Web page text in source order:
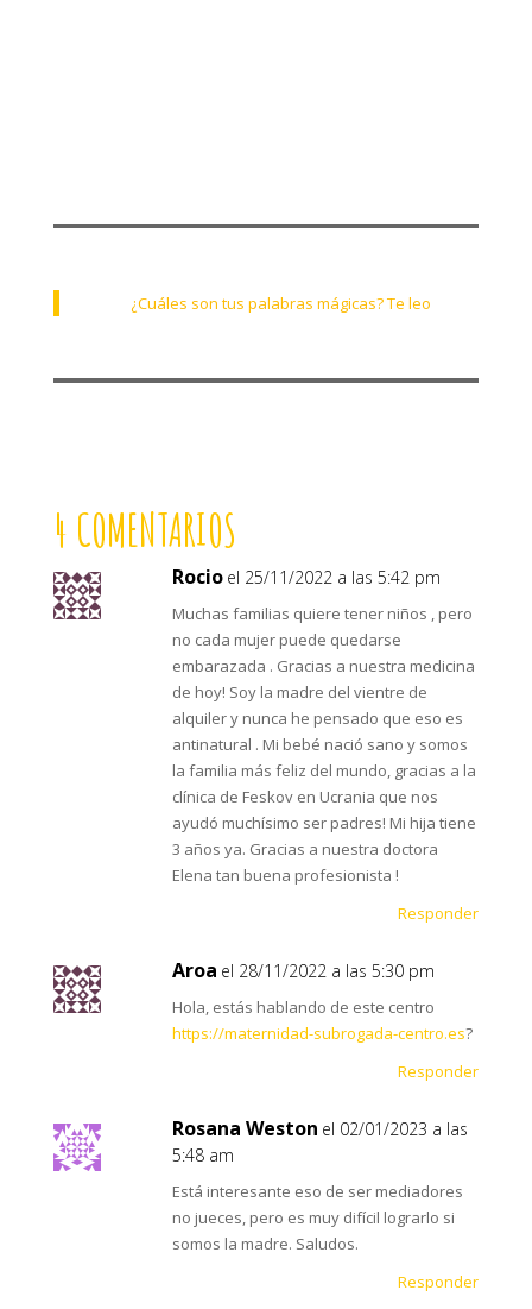
¿Cuáles son tus palabras mágicas? Te leo
4 COMENTARIOS
Rocio el 25/11/2022 a las 5:42 pm
Muchas familias quiere tener niños , pero
no cada mujer puede quedarse
embarazada . Gracias a nuestra medicina
de hoy! Soy la madre del vientre de
alquiler y nunca he pensado que eso es
antinatural . Mi bebé nació sano y somos
la familia más feliz del mundo, gracias a la
clínica de Feskov en Ucrania que nos
ayudó muchísimo ser padres! Mi hija tiene
3 años ya. Gracias a nuestra doctora
Elena tan buena profesionista !
Responder
Aroa el 28/11/2022 a las 5:30 pm
Hola, estás hablando de este centro
https://maternidad-subrogada-centro.es?
Responder
Rosana Weston el 02/01/2023 a las
5:48 am
Está interesante eso de ser mediadores
no jueces, pero es muy difícil lograrlo si
somos la madre. Saludos.
Responder